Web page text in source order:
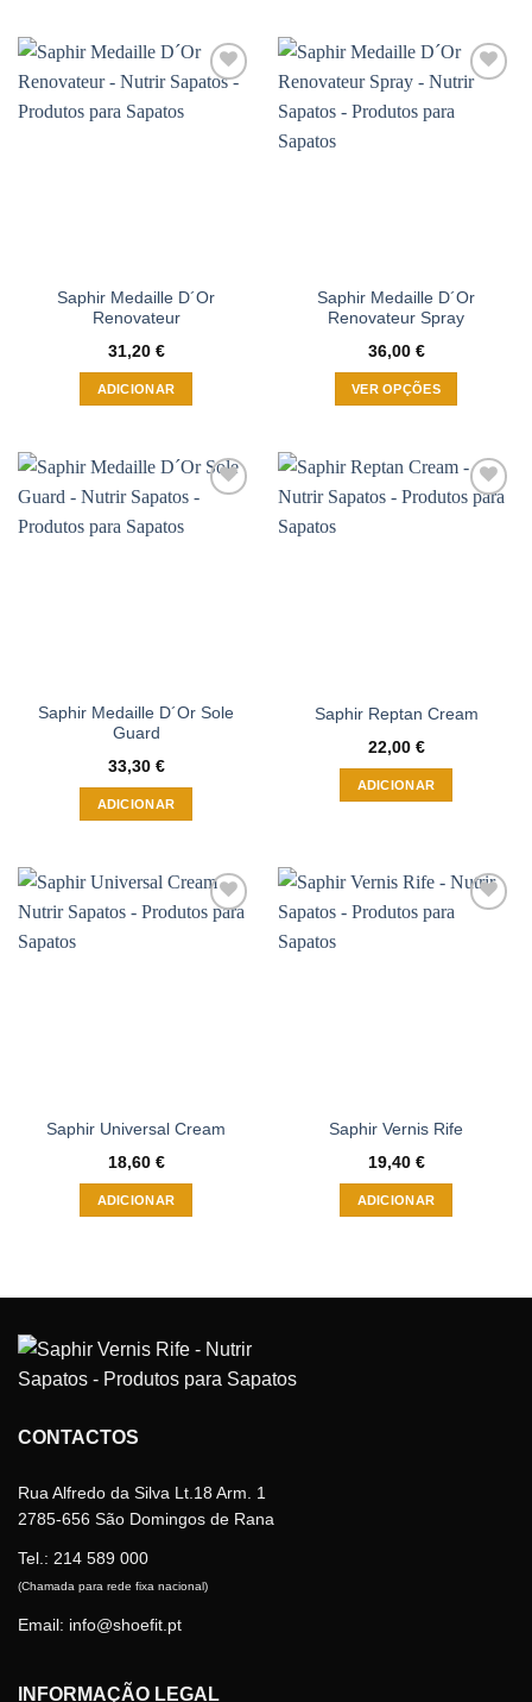
Adicionar
à wishlist
Saphir Medaille D´Or
Renovateur
31,20 €
ADICIONAR
à wishlist
Saphir Medaille D´Or
Renovateur Spray
36,00 €
VER OPÇÕES
has
multiple
product
page
à wishlist
Saphir Medaille D´Or Sole
Guard
33,30 €
ADICIONAR
Adicionar
Saphir Reptan Cream
22,00 €
ADICIONAR
Adicionar
Saphir Universal Cream
18,60 €
ADICIONAR
Saphir Vernis Rife
19,40 €
ADICIONAR
CONTACTOS
Rua Alfredo da Silva Lt.18 Arm. 1
2785-656 São Domingos de Rana
Tel.: 214 589 000
(Chamada para rede fixa nacional)
Email: info@shoefit.pt
INFORMAÇÃO LEGAL